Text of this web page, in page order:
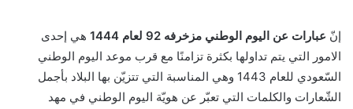
إنّ عبارات عن اليوم الوطني مزخرفه 92 لعام 1444
هي إحدى
الامور التي يتم تداولها بكثرة تزامنًا مع قرب موعد اليوم الوطني
السّعودي للعام 1443 وهي المناسبة التي تتزيّن بها البلاد بأجمل
الشّعارات والكلمات التي تعبّر عن هويّة اليوم الوطني في مهد